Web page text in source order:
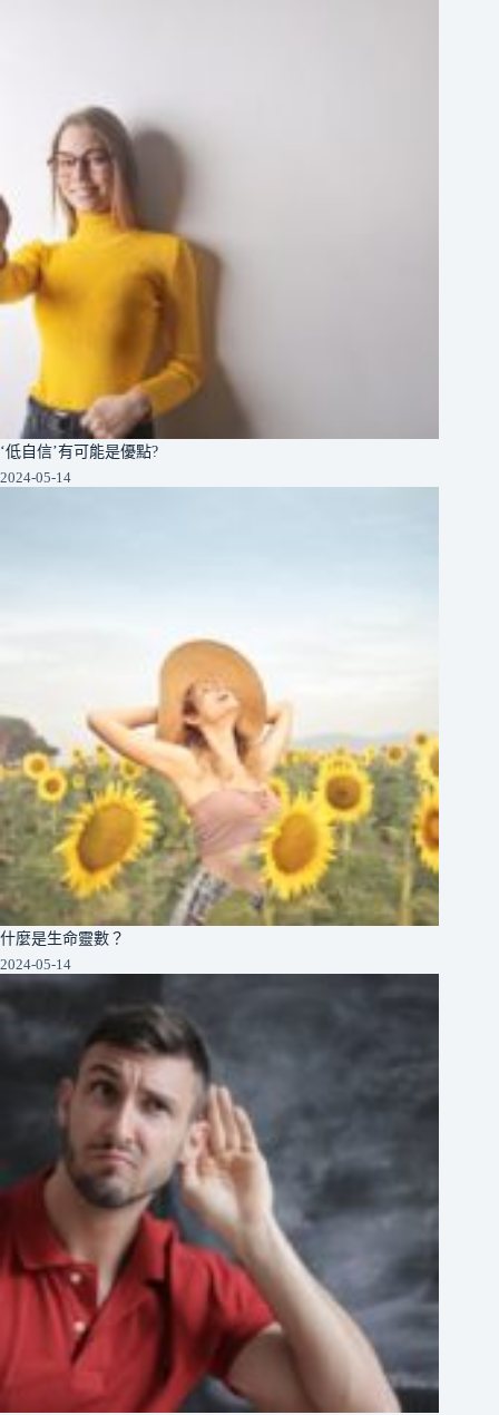
‘低自信’有可能是優點?
2024-05-14
什麼是生命靈數？
2024-05-14